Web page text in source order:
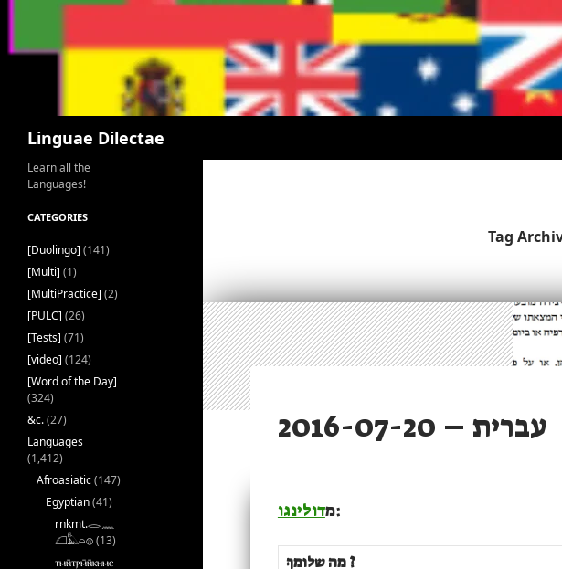
Linguae Dilectae
עברית – 2016-07-20
מדולינגו :
מה שלומךְ ?
Learn all the
Languages!
CATEGORIES
[Duolingo] (141)
[Multi] (1)
[MultiPractice] (2)
[PULC] (26)
[Tests] (71)
[video] (124)
[Word of the Day]
(324)
&c.(27)
Languages
(1,412)
Afroasiatic(147)
Egyptian(41)
rnkmt.𓂋𓏺𓈖
𓆎𓅓𓏏𓊖(13)
ⲧⲙⲛ̄ⲧⲣⲙ̄ⲛ̄ⲕⲏⲙⲉ